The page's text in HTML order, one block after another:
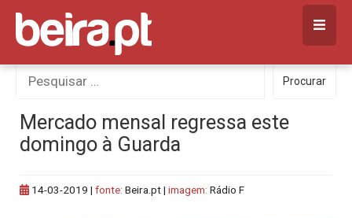
Skip
content
Procurar
por:
Procurar
Mercado mensal regressa este
domingo à Guarda
14-03-2019 | fonte: Beira.pt | imagem: Rádio F